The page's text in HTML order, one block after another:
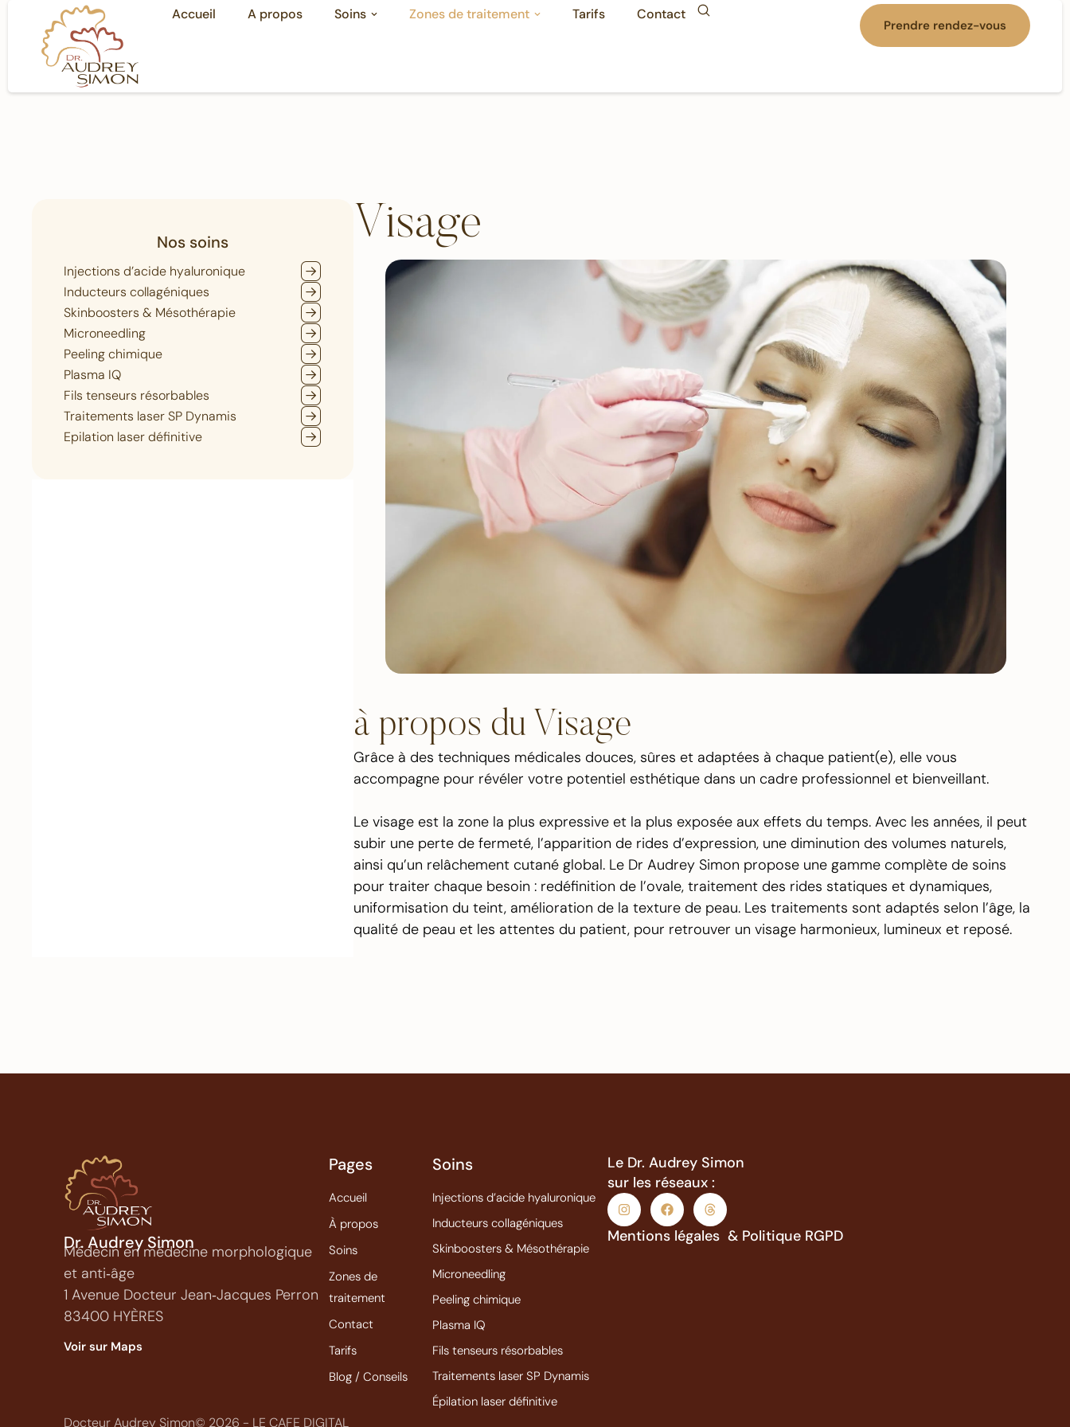
Accueil A propos Soins Zones de traitement Tarifs Contact
Prendre rendez-vous
Nos soins
Injections d’acide hyaluronique
Inducteurs collagéniques
Skinboosters & Mésothérapie
Microneedling
Peeling chimique
Plasma IQ
Fils tenseurs résorbables
Traitements laser SP Dynamis
Epilation laser définitive
Visage
à propos du Visage
Grâce à des techniques médicales douces, sûres et adaptées à chaque patient(e), elle vous
accompagne pour révéler votre potentiel esthétique dans un cadre professionnel et bienveillant.
Le visage est la zone la plus expressive et la plus exposée aux effets du temps. Avec les années, il peut
subir une perte de fermeté, l’apparition de rides d’expression, une diminution des volumes naturels,
ainsi qu’un relâchement cutané global. Le Dr Audrey Simon propose une gamme complète de soins
pour traiter chaque besoin : redéfinition de l’ovale, traitement des rides statiques et dynamiques,
uniformisation du teint, amélioration de la texture de peau. Les traitements sont adaptés selon l’âge, la
qualité de peau et les attentes du patient, pour retrouver un visage harmonieux, lumineux et reposé.
Dr. Audrey Simon
Médecin en médecine morphologique
et anti‑âge
1 Avenue Docteur Jean‑Jacques Perron
83400 HYÈRES
Voir sur Maps
Pages
Accueil
À propos
Soins
Zones de
traitement
Contact
Tarifs
Blog / Conseils
Soins
Injections d’acide hyaluronique
Inducteurs collagéniques
Skinboosters & Mésothérapie
Microneedling
Peeling chimique
Plasma IQ
Fils tenseurs résorbables
Traitements laser SP Dynamis
Épilation laser définitive
Le Dr. Audrey Simon
sur les réseaux :
Mentions légales & Politique RGPD
Docteur Audrey Simon© 2026 - LE CAFE DIGITAL